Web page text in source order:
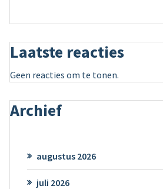
Laatste reacties
Geen reacties om te tonen.
Archief
augustus 2026
juli 2026